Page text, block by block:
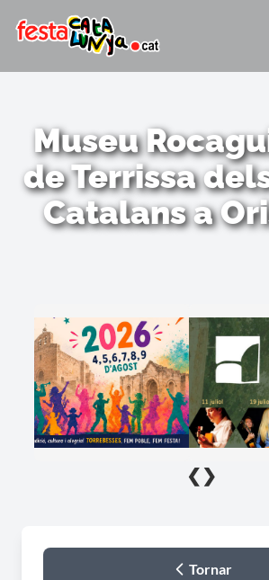
Museu
de Terrissa
Catalans a
❮ ❯
Tornar